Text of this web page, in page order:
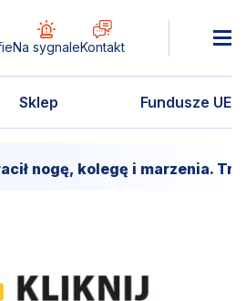
Na sygnaleKontakt
Sklep Fundusze UE
kolegę i marzenia. Trwa